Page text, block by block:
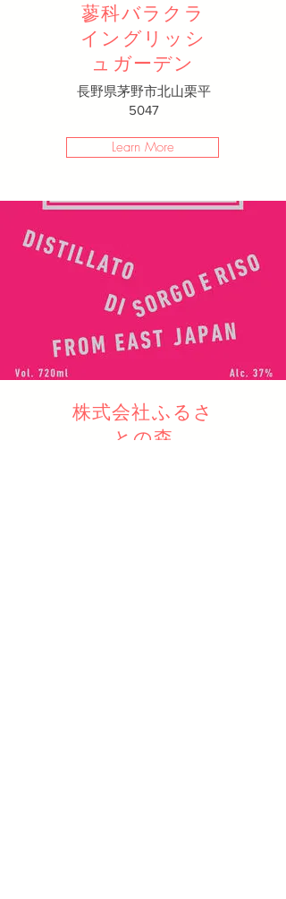
蓼科バラクラ
イングリッシ
ュガーデン
長野県茅野市北山栗平
5047
Learn More
株式会社ふるさ
との森